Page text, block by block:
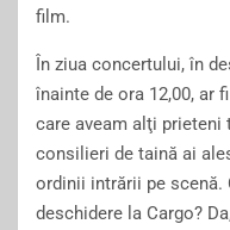
film.
În ziua concertului, în
înainte de ora 12,00, ar
care aveam alţi
consilieri de taină ai
ordinii intrării pe scenă.
deschidere la Cargo?